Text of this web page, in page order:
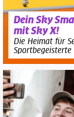
Dein Sky
mit Sky X!
Die Heimat für
Sportbegeisterte